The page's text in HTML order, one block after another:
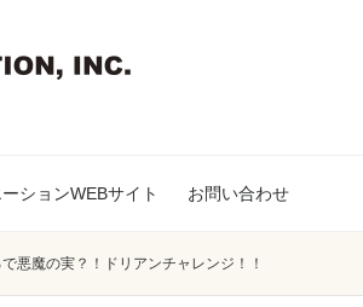
ションWEBサイト お問い合わせ
悪魔の実？！ドリアンチャレンジ！！